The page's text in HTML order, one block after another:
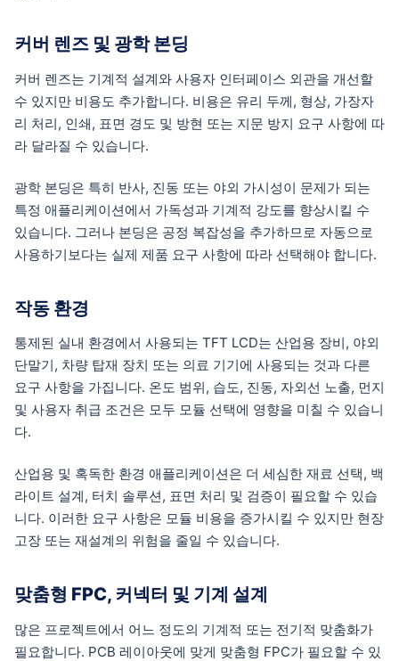
커버 렌즈 및 광학 본딩
커버 렌즈는 기계적 설계와 사용자 인터페이스 외관을 개선할
수 있지만 비용도 추가합니다. 비용은 유리 두께, 형상, 가장자
리 처리, 인쇄, 표면 경도 및 방현 또는 지문 방지 요구 사항에 따
라 달라질 수 있습니다.
광학 본딩은 특히 반사, 진동 또는 야외 가시성이 문제가 되는
특정 애플리케이션에서 가독성과 기계적 강도를 향상시킬 수
있습니다. 그러나 본딩은 공정 복잡성을 추가하므로 자동으로
사용하기보다는 실제 제품 요구 사항에 따라 선택해야 합니다.
작동 환경
통제된 실내 환경에서 사용되는 TFT LCD는 산업용 장비, 야외
단말기, 차량 탑재 장치 또는 의료 기기에 사용되는 것과 다른
요구 사항을 가집니다. 온도 범위, 습도, 진동, 자외선 노출, 먼지
및 사용자 취급 조건은 모두 모듈 선택에 영향을 미칠 수 있습니
다.
산업용 및 혹독한 환경 애플리케이션은 더 세심한 재료 선택, 백
라이트 설계, 터치 솔루션, 표면 처리 및 검증이 필요할 수 있습
니다. 이러한 요구 사항은 모듈 비용을 증가시킬 수 있지만 현장
고장 또는 재설계의 위험을 줄일 수 있습니다.
맞춤형 FPC, 커넥터 및 기계 설계
많은 프로젝트에서 어느 정도의 기계적 또는 전기적 맞춤화가
필요합니다. PCB 레이아웃에 맞게 맞춤형 FPC가 필요할 수 있